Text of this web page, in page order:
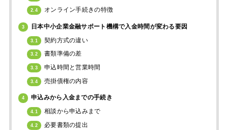
2.4 オンライン手続きの特徴
3 日本中小企業金融サポート機構で入金時間が変わる要因
3.1 契約方式の違い
3.2 書類準備の差
3.3 申込時間と営業時間
3.4 売掛債権の内容
4 申込みから入金までの手続き
4.1 相談から申込みまで
4.2 必要書類の提出